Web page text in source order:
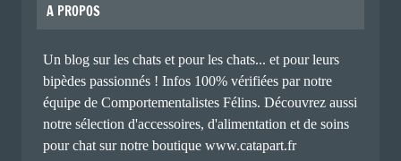
A PROPOS
Un blog sur les chats et pour les chats... et pour leurs
bipèdes passionnés ! Infos 100% vérifiées par notre
équipe de Comportementalistes Félins. Découvrez aussi
notre sélection d'accessoires, d'alimentation et de soins
pour chat sur notre boutique www.catapart.fr